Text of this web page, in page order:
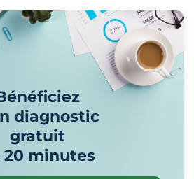
diagnostic
gratuit
20 minutes